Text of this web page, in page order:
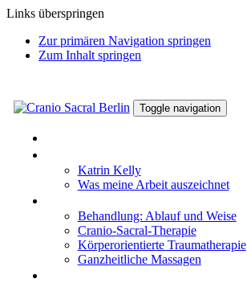
Links überspringen
Zur primären Navigation springen
Zum Inhalt springen
Toggle navigation
Katrin Kelly
Was meine Arbeit auszeichnet
Behandlung: Ablauf und Weise
Cranio-Sacral-Therapie
Körperorientierte Traumatherapie
Ganzheitliche Massagen